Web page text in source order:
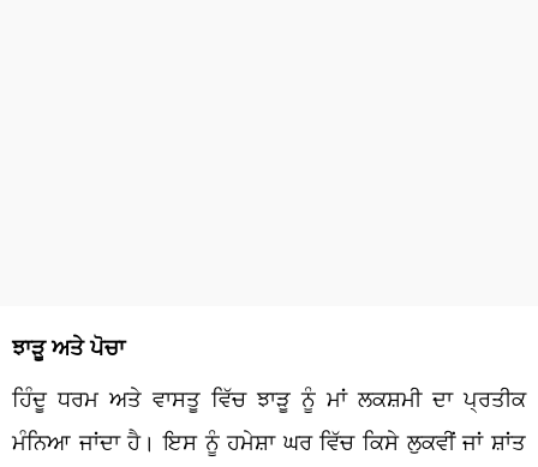
ਝਾੜੂ ਅਤੇ ਪੋਚਾ
ਹਿੰਦੂ ਧਰਮ ਅਤੇ ਵਾਸਤੂ ਵਿੱਚ ਝਾੜੂ ਨੂੰ ਮਾਂ ਲਕਸ਼ਮੀ ਦਾ ਪ੍ਰਤੀਕ
ਮੰਨਿਆ ਜਾਂਦਾ ਹੈ। ਇਸ ਨੂੰ ਹਮੇਸ਼ਾ ਘਰ ਵਿੱਚ ਕਿਸੇ ਲੁਕਵੀਂ ਜਾਂ ਸ਼ਾਂਤ